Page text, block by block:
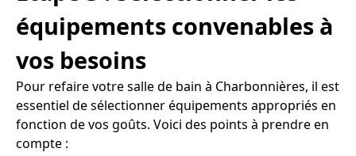
équipements convenables à
vos besoins
Pour refaire votre salle de bain à Charbonnières, il est
essentiel de sélectionner équipements appropriés en
fonction de vos goûts. Voici des points à prendre en
compte :